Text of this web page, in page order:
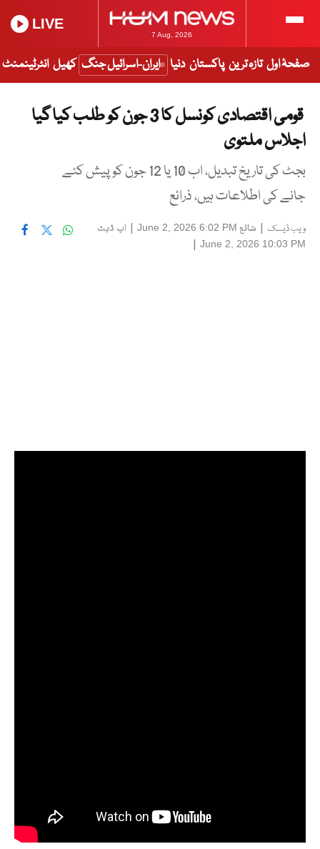
7 Aug, 2026
LIVE
صفحۂ اول تازہ ترین پاکستان دنیا ایران-اسرائیل جنگ کھیل انٹرٹینمنٹ
قومی اقتصادی کونسل کا 3 جون کو طلب کیا گیا
اجلاس ملتوی
بجٹ کی تاریخ تبدیل، اب 10 یا 12 جون کو پیش کئے
جانے کی اطلاعات ہیں، ذرائع
ویب ڈیسک | شائع June 2, 2026 6:02 PM
| اپ ڈیٹ
June 2, 2026 10:03 PM
|